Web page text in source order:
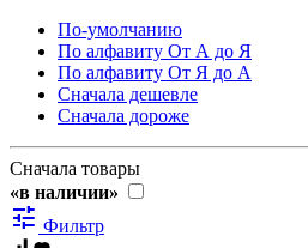
По-умолчанию
По алфавиту От А до Я
По алфавиту От Я до А
Сначала дешевле
Сначала дороже
Сначала товары
«в наличии»
tune Фильтр